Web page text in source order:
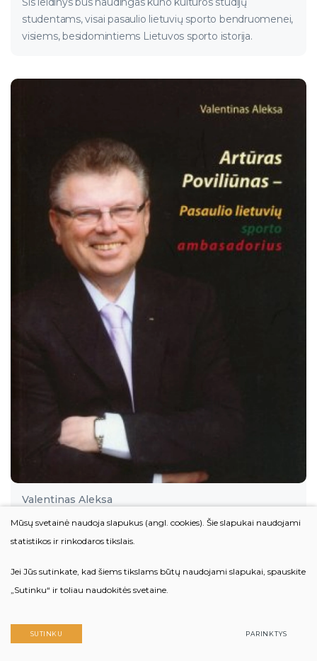
studentams, visai pasaulio lietuvių sporto bendruomenei,
visiems, besidomintiems Lietuvos sporto istorija.
Valentinas Aleksa
„Artūras Poviliūnas – Pasaulio lietuvių
sporto ambasadorius“ (2016 m.)
Mūsų svetainė naudoja slapukus (angl. cookies). Šie slapukai naudojami
statistikos ir rinkodaros tikslais.
Jei Jūs sutinkate, kad šiems tikslams būtų naudojami slapukai, spauskite
„Sutinku“ ir toliau naudokitės svetaine.
SUTINKU PARINKTYS